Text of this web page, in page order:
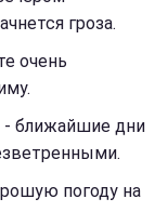
гроза.
очень
- ближайшие дни
погоду на